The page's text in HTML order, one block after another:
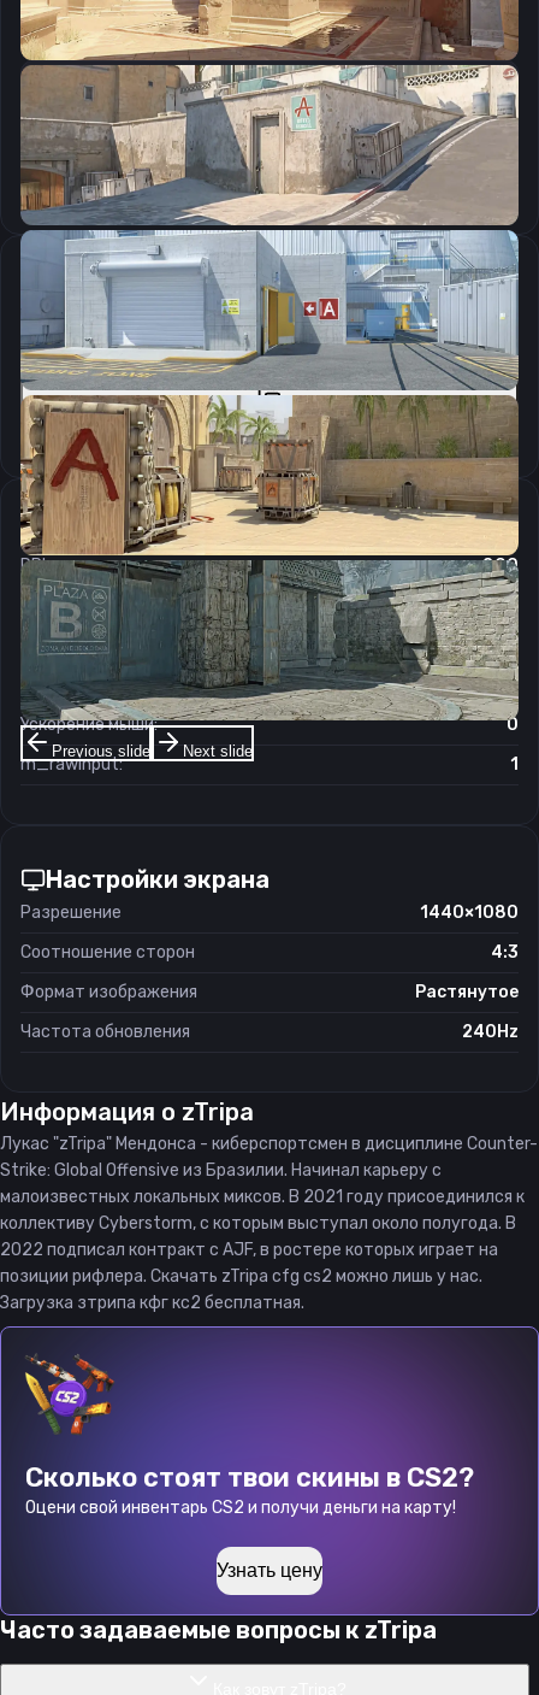
Previous slide Next slide
CSGO-SGGZu-f6UFO-m2d2o-hABHV-jW2UO
Скопировать
Параметры запуска
Скопировать
Настройки мыши
DPI:
800
Чувствительность мыши в игре:
1.2
Чувствительность мыши в зуме:
1.05
Чувствительность мыши в Windows:
6/11
Ускорение мыши:
0
m_rawinput:
1
Настройки экрана
Разрешение
1440×1080
Соотношение сторон
4:3
Формат изображения
Растянутое
Частота обновления
240Hz
Информация о zTripa
Лукас "zTripa" Мендонса - киберспортсмен в дисциплине Counter-
Strike: Global Offensive из Бразилии. Начинал карьеру с
малоизвестных локальных миксов. В 2021 году присоединился к
коллективу Cyberstorm, с которым выступал около полугода. В
2022 подписал контракт с AJF, в ростере которых играет на
позиции рифлера. Скачать zTripa cfg cs2 можно лишь у нас.
Загрузка зтрипа кфг кс2 бесплатная.
Сколько стоят твои скины в CS2?
Оцени свой инвентарь CS2 и получи деньги на карту!
Узнать цену
Часто задаваемые вопросы к zTripa